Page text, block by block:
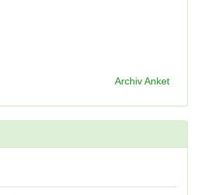
Archiv Anket